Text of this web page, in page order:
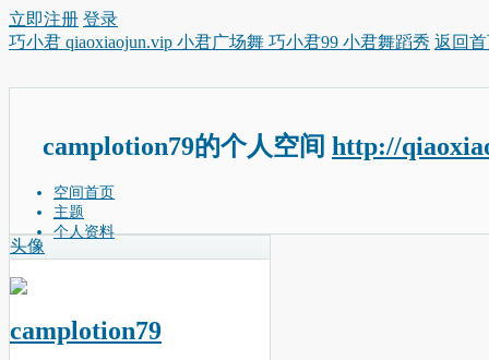
立即注册 登录
巧小君 qiaoxiaojun.vip 小君广场舞 巧小君99 小君舞蹈秀 返回
camplotion79的个人空间 http://
空间首页
主题
个人资料
头像
camplotion79